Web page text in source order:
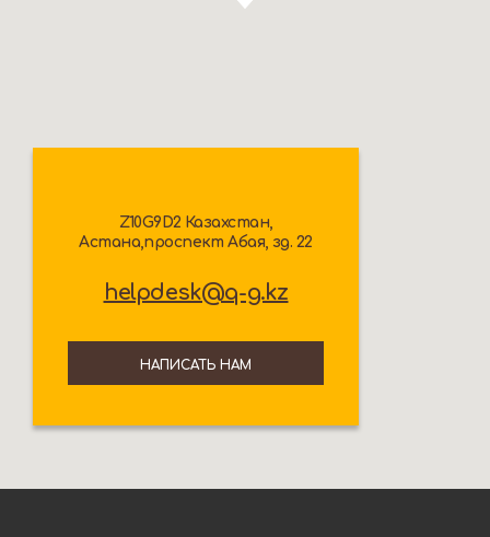
Z10G9D2 Казахстан,
Астана,проспект Абая, зд. 22
helpdesk@q-g.kz
НАПИСАТЬ НАМ